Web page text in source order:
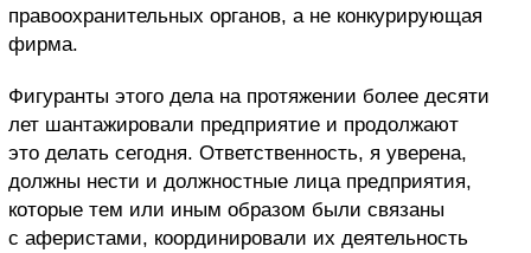
правоохранительных органов, а не конкурирующая
фирма.
Фигуранты этого дела на протяжении более десяти
лет шантажировали предприятие и продолжают
это делать сегодня. Ответственность, я уверена,
должны нести и должностные лица предприятия,
которые тем или иным образом были связаны
с аферистами, координировали их деятельность